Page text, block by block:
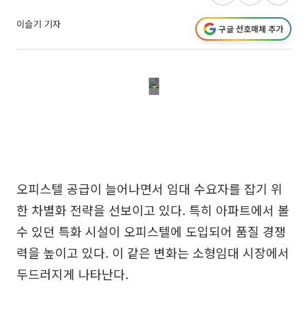
이슬기 기자 구글 선호매체 추가
오피스텔 공급이 늘어나면서 임대 수요자를 잡기 위
한 차별화 전략을 선보이고 있다. 특히 아파트에서 볼
수 있던 특화 시설이 오피스텔에 도입되어 품질 경쟁
력을 높이고 있다. 이 같은 변화는 소형임대 시장에서
두드러지게 나타난다.